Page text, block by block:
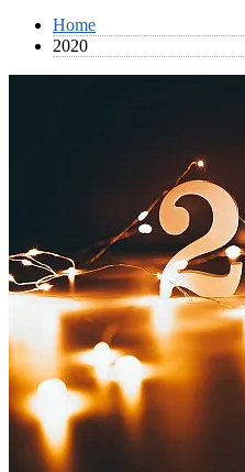
Home
2020